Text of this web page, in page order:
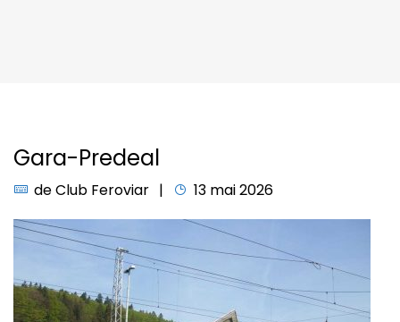
Gara-Predeal
deClub Feroviar 13 mai 2026